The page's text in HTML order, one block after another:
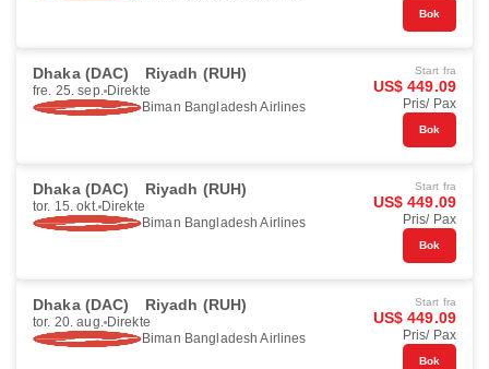
Bok
Dhaka (DAC) Riyadh (RUH)
fre. 25. sep. Direkte
Biman Bangladesh Airlines
Start fra
US$ 449.09
Pris/ Pax
Bok
Dhaka (DAC) Riyadh (RUH)
tor. 15. okt. Direkte
Biman Bangladesh Airlines
Start fra
US$ 449.09
Pris/ Pax
Bok
Dhaka (DAC) Riyadh (RUH)
tor. 20. aug. Direkte
Biman Bangladesh Airlines
Start fra
US$ 449.09
Pris/ Pax
Bok